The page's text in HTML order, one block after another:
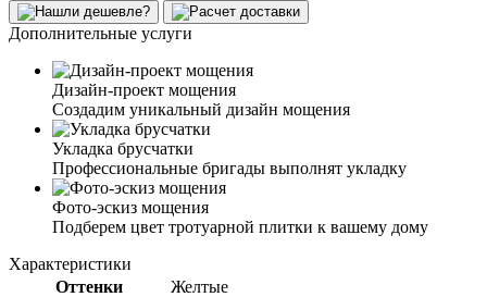
Дополнительные услуги
Дизайн-проект мощения
Создадим уникальный дизайн мощения
Укладка брусчатки
Профессиональные бригады выполнят укладку
Фото-эскиз мощения
Подберем цвет тротуарной плитки к вашему дому
Характеристики
Оттенки
Желтые